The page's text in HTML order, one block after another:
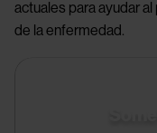
actuales para ayudar
de la enfermedad.